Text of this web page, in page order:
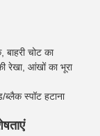
चोट का
रेखा, आंखों का भूरा
स्पॉट हटाना